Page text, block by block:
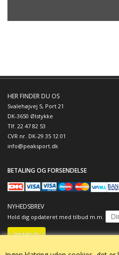
HER FINDER DU OS
Svalehøjvej 5, Port 21
DK-3650 Ølstykke
Tlf. 22 47 82 53
CVR nr. DK-29 35 12 01
info@peaksport.dk
BETALING OG FORSENDELSE
NYHEDSBREV
Hold dig opdateret med tilbud m.m.